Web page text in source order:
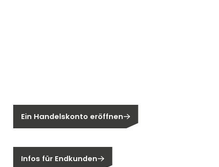
Ein Handelskonto eröffnen
Infos für Endkunden